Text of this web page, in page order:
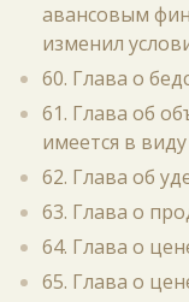
авансовым
изменил
60. Глава о
61. Глава об
имеется в виду
62. Глава об
63. Глава о
64. Глава о
65. Глава о